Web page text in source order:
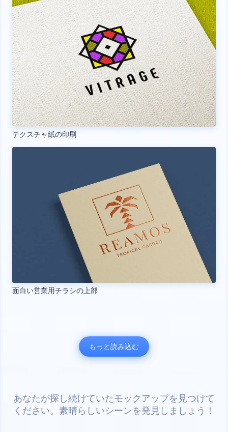
テクスチャ紙の印刷
面白い営業用チラシの上部
もっと読み込む
あなたが探し続けていたモックアップを見つけて
ください。素晴らしいシーンを発見しましょう！